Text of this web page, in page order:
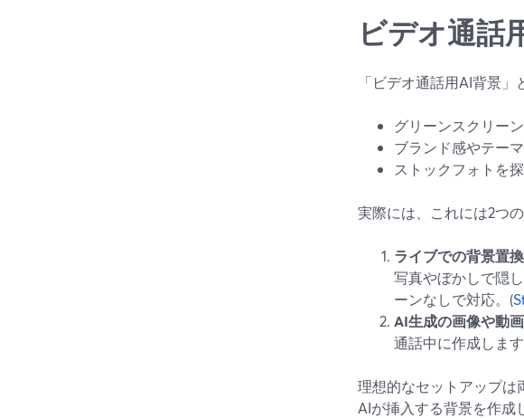
ビデオ通話
「ビデオ通話用AI背景
グリーンスクリー
ブランド感やテー
ストックフォトを
実際には、これには2つ
ライブでの背景置
写真やぼかしで隠
ーンなしで対応。(
AI生成の画像や動
通話中に作成します
理想的なセットアップは
AIが挿入する背景を作成